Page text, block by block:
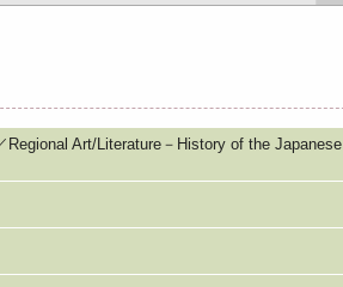
Art/Literature－History of the Japanese